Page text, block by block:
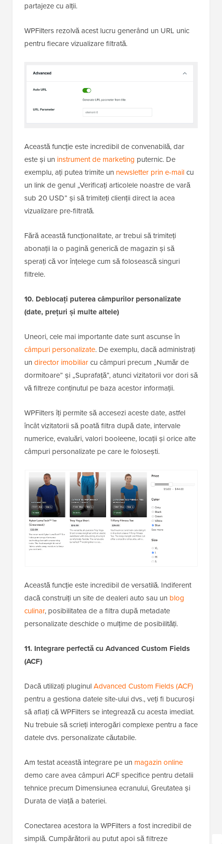
partajeze cu alții.
WPFilters rezolvă acest lucru generând un URL unic
pentru fiecare vizualizare filtrată.
Această funcție este incredibil de convenabilă, dar
este și un instrument de marketing puternic. De
exemplu, ați putea trimite un newsletter prin e-mailcu
un link de genul „Verificați articolele noastre de vară
sub 20 USD” și să trimiteți clienții direct la acea
vizualizare pre-filtrată.
Fără această funcționalitate, ar trebui să trimiteți
abonații la o pagină generică de magazin și să
sperați că vor înțelege cum să folosească singuri
filtrele.
10. Deblocați puterea câmpurilor personalizate
(date, prețuri și multe altele)
Uneori, cele mai importante date sunt ascunse în
câmpuri personalizate. De exemplu, dacă administrați
un director imobiliarcu câmpuri precum „Număr de
dormitoare” și „Suprafață”, atunci vizitatorii vor dori să
vă filtreze conținutul pe baza acestor informații.
WPFilters îți permite să accesezi aceste date, astfel
încât vizitatorii să poată filtra după date, intervale
numerice, evaluări, valori booleene, locații și orice alte
câmpuri personalizate pe care le folosești.
Această funcție este incredibil de versatilă. Indiferent
dacă construiți un site de dealeri auto sau un blog
culinar, posibilitatea de a filtra după metadate
personalizate deschide o mulțime de posibilități.
11. Integrare perfectă cu Advanced Custom Fields
(ACF)
Dacă utilizați pluginulAdvanced Custom Fields (ACF)
pentru a gestiona datele site-ului dvs., veți fi bucuroși
să aflați că WPFilters se integrează cu acesta imediat.
Nu trebuie să scrieți interogări complexe pentru a face
datele dvs. personalizate căutabile.
Am testat această integrare pe un magazin online
demo care avea câmpuri ACF specifice pentru detalii
tehnice precum Dimensiunea ecranului, Greutatea și
Durata de viață a bateriei.
Conectarea acestora la WPFilters a fost incredibil de
simplă. Cumpărătorii au putut apoi să filtreze